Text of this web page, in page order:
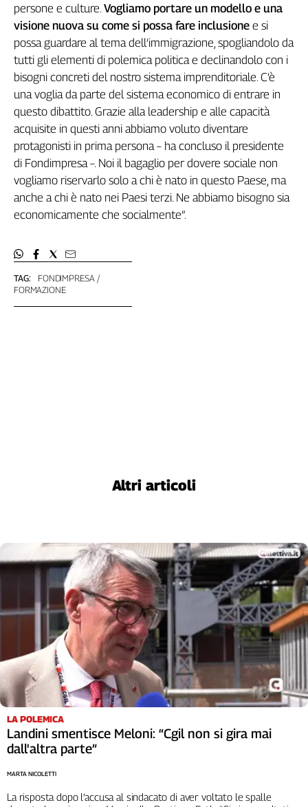
TAG:
FONDIMPRESA
FORMAZIONE
persone e culture. Vogliamo portare un modello e una
visione nuova su come si possa fare inclusione e si
possa guardare al tema dell’immigrazione, spogliandolo da
tutti gli elementi di polemica politica e declinandolo con i
bisogni concreti del nostro sistema imprenditoriale. C’è
una voglia da parte del sistema economico di entrare in
questo dibattito. Grazie alla leadership e alle capacità
acquisite in questi anni abbiamo voluto diventare
protagonisti in prima persona – ha concluso il presidente
di Fondimpresa –. Noi il bagaglio per dovere sociale non
vogliamo riservarlo solo a chi è nato in questo Paese, ma
anche a chi è nato nei Paesi terzi. Ne abbiamo bisogno sia
economicamente che socialmente”.
Altri articoli
LA POLEMICA
Landini smentisce Meloni: “Cgil non si gira mai
dall'altra parte”
La risposta dopo l’accusa al sindacato di aver voltato le spalle
MARTA NICOLETTI